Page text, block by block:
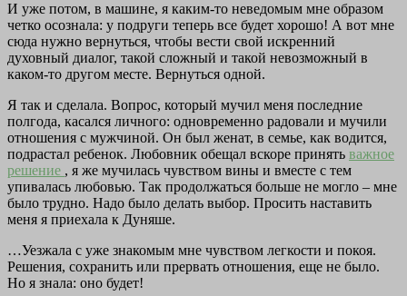
И уже потом, в машине, я каким-то неведомым мне образом
четко осознала: у подруги теперь все будет хорошо! А вот мне
сюда нужно вернуться, чтобы вести свой искренний
духовный диалог, такой сложный и такой невозможный в
каком-то другом месте. Вернуться одной.
Я так и сделала. Вопрос, который мучил меня последние
полгода, касался личного: одновременно радовали и мучили
отношения с мужчиной. Он был женат, в семье, как водится,
подрастал ребенок. Любовник обещал вскоре принять важное
решение , я же мучилась чувством вины и вместе с тем
упивалась любовью. Так продолжаться больше не могло – мне
было трудно. Надо было делать выбор. Просить наставить
меня я приехала к Дуняше.
…Уезжала с уже знакомым мне чувством легкости и покоя.
Решения, сохранить или прервать отношения, еще не было.
Но я знала: оно будет!